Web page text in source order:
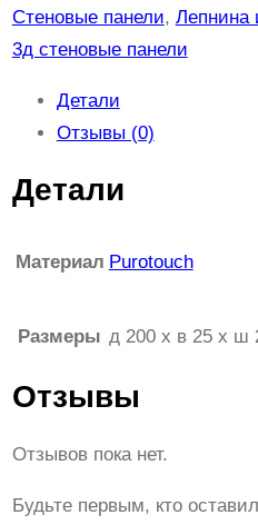
Стеновые панели, Лепнина
3д стеновые панели
Детали
Отзывы (0)
Детали
Материал Purotouch
Размеры д 200 x в 25 x ш
Отзывы
Отзывов пока нет.
Будьте первым, кто